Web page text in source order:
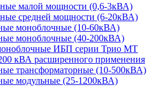
малой мощности (0,6-3кВА)
средней мощности (6-20кВА)
моноблочные (10-60кВА)
моноблочные (40-200кВА)
ИБП серии Трио МТ
кВА расширенного применения
трансформаторные (10-500кВА)
модульные (25-1200кВА)